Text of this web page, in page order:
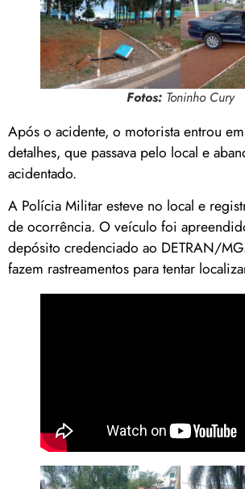
Fotos: Toninho Cury
Após o acidente, o motorista entrou
detalhes, que passava pelo local e
acidentado.
A Polícia Militar esteve no local e
de ocorrência. O veículo foi
depósito credenciado ao DETRAN/
fazem rastreamentos para tentar